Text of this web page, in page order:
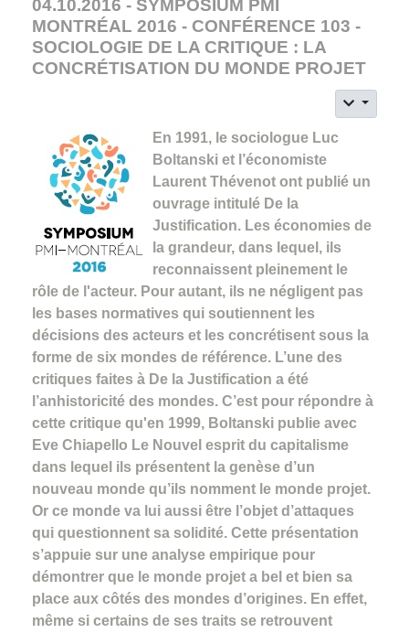
04.10.2016 - SYMPOSIUM PMI
MONTRÉAL 2016 - CONFÉRENCE 103 -
SOCIOLOGIE DE LA CRITIQUE : LA
CONCRÉTISATION DU MONDE PROJET
En 1991, le sociologue Luc
Boltanski et l’économiste
Laurent Thévenot ont publié un
ouvrage intitulé De la
Justification. Les économies de
la grandeur, dans lequel, ils
reconnaissent pleinement le
rôle de l'acteur. Pour autant, ils ne négligent pas
les bases normatives qui soutiennent les
décisions des acteurs et les concrétisent sous la
forme de six mondes de référence. L’une des
critiques faites à De la Justification a été
l’anhistoricité des mondes. C’est pour répondre à
cette critique qu'en 1999, Boltanski publie avec
Eve Chiapello Le Nouvel esprit du capitalisme
dans lequel ils présentent la genèse d’un
nouveau monde qu’ils nomment le monde projet.
Or ce monde va lui aussi être l’objet d’attaques
qui questionnent sa solidité. Cette présentation
s’appuie sur une analyse empirique pour
démontrer que le monde projet a bel et bien sa
place aux côtés des mondes d’origines. En effet,
même si certains de ses traits se retrouvent